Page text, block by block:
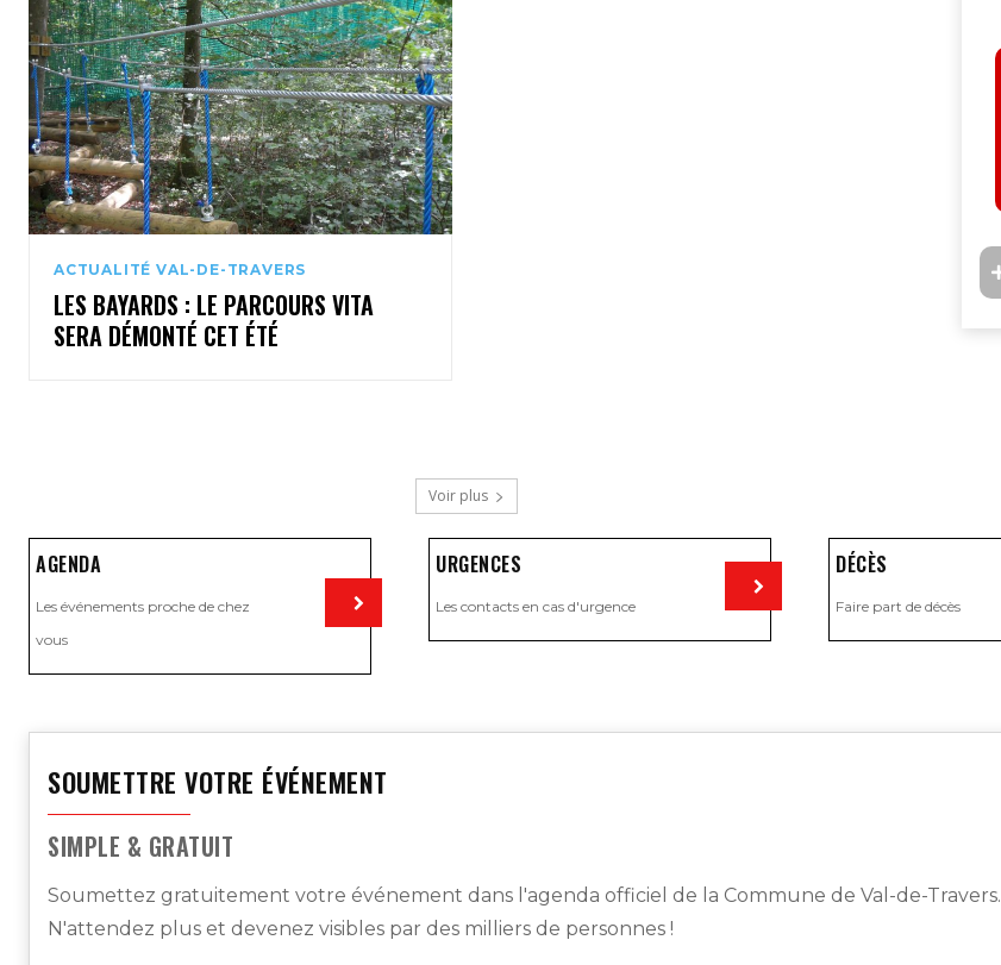
ACTUALITÉ VAL-DE-TRAVERS
LES BAYARDS : LE PARCOURS VITA
SERA DÉMONTÉ CET ÉTÉ
Voir plus
AGENDA
Les événements proche de chez
vous
URGENCES
Les contacts en cas d'urgence
DÉCÈS
Faire part de décès
SOUMETTRE VOTRE ÉVÉNEMENT
SIMPLE & GRATUIT
Soumettez gratuitement votre événement dans l'agenda officiel de la Commune de Val-de-Travers.
N'attendez plus et devenez visibles par des milliers de personnes !